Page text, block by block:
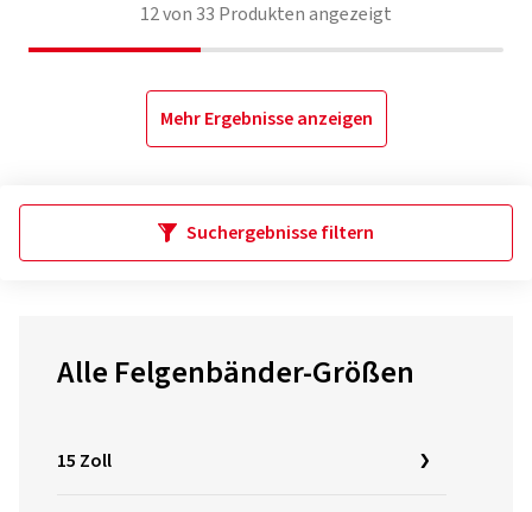
12von 33 Produkten angezeigt
Mehr Ergebnisse anzeigen
Suchergebnisse filtern
Alle Felgenbänder-Größen
15 Zoll